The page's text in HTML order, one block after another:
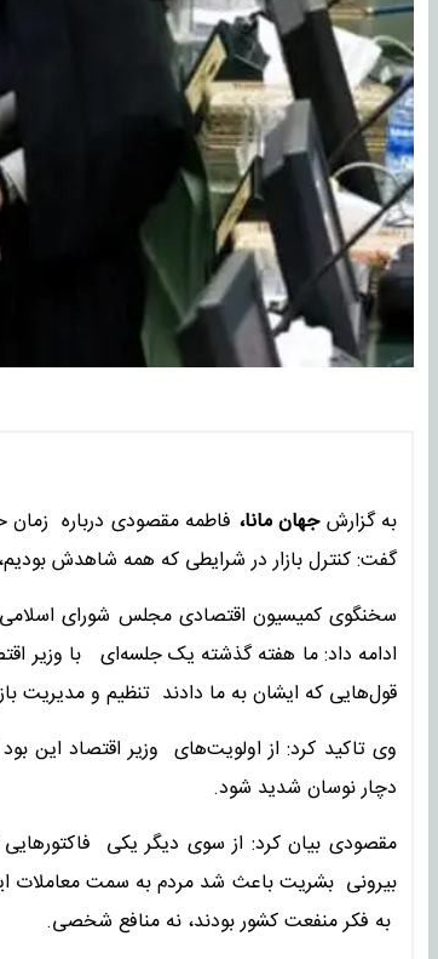
به گزارشجهان مانا، فاطمه مقصودی درباره زمان
گفت: کنترل بازار در شرایطی که همه شاهدش
سخنگوی کمیسیون اقتصادی مجلس شورای اسلامی
ادامه داد: ما هفته گذشته یک جلسه‌ای با وزیر
قول‌هایی که ایشان به ما دادند تنظیم و مدیریت
وی تاکید کرد: از اولویت‌های وزیر اقتصاد این
دچار نوسان شدید شود.
مقصودی بیان کرد: از سوی دیگر یکی
بیرونی بشریت باعث شد مردم به سمت معاملات این
به فکر منفعت کشور بودند، نه منافع شخصی.